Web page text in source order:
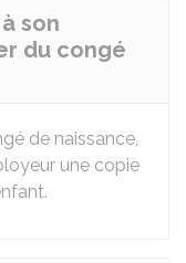
son
du congé
de naissance,
une copie